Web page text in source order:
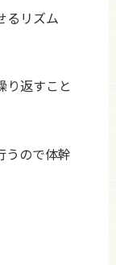
るリズム
り返すこと
うので体幹